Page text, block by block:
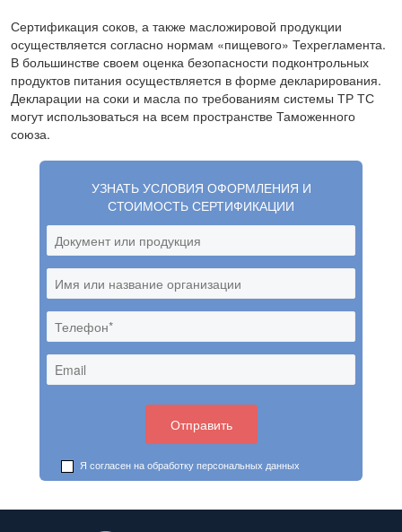
Сертификация соков, а также масложировой продукции
осуществляется согласно нормам «пищевого» Техрегламента.
В большинстве своем оценка безопасности подконтрольных
продуктов питания осуществляется в форме декларирования.
Декларации на соки и масла по требованиям системы ТР ТС
могут использоваться на всем пространстве Таможенного
союза.
УЗНАТЬ УСЛОВИЯ ОФОРМЛЕНИЯ И
СТОИМОСТЬ СЕРТИФИКАЦИИ
Я согласен на обработкуперсональных данных